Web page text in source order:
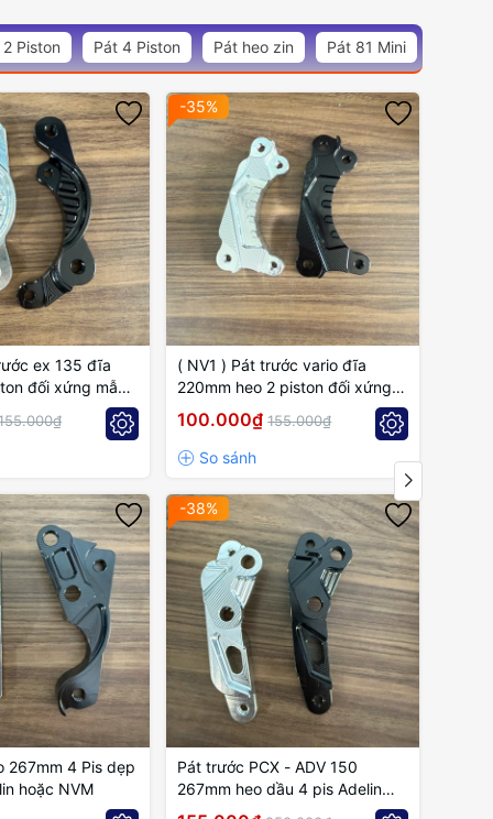
2 Piston Pát 4 Piston Pát heo zin Pát 81 Mini
ex 135 đĩa
đối xứng mẫu
-35%
( NV1 ) Pát trước vario đĩa
220mm heo 2 piston đối xứng
mẫu cánh gió
100.000₫ 155.000₫
267mm 4 Pis dẹp
hoặc NVM
-38%
Pát trước PCX - ADV 150
267mm heo dầu 4 pis Adelin
hoặc NVM